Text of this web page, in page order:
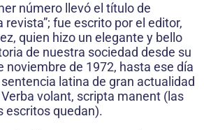
número llevó el título de
revista”; fue escrito por el editor,
quien hizo un elegante y bello
de nuestra sociedad desde su
noviembre de 1972, hasta ese día
latina de gran actualidad
volant, scripta manent (las
escritos quedan).